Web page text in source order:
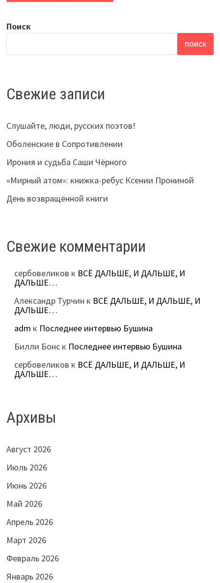
Поиск
ПОИСК
Свежие записи
Слушайте, люди, русских поэтов!
Оболенские в Сопротивлении
Ирония и судьба Саши Чёрного
«Мирный атом»: книжка-ребус Ксении Прониной
День возвращённой книги
Свежие комментарии
сербовеликов к ВСЁ ДАЛЬШЕ, И ДАЛЬШЕ, И
ДАЛЬШЕ…
Александр Турчин к ВСЁ ДАЛЬШЕ, И ДАЛЬШЕ, И
ДАЛЬШЕ…
adm к Последнее интервью Бушина
Билли Бонск Последнее интервью Бушина
сербовеликов к ВСЁ ДАЛЬШЕ, И ДАЛЬШЕ, И
ДАЛЬШЕ…
Архивы
Август 2026
Июль 2026
Июнь 2026
Май 2026
Апрель 2026
Март 2026
Февраль 2026
Январь 2026